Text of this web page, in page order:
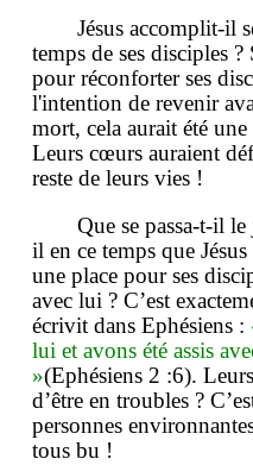
Jésus accomplit-il
temps de ses disciples
pour réconforter ses
l'intention de revenir
mort, cela aurait été
Leurs cœurs auraient
reste de leurs vies !
Que se passa-t-il
il en ce temps que
une place pour ses
avec lui ? C’est
écrivit dans Ephésiens :
lui et avons été assis
»(Ephésiens 2 :6).
d’être en troubles ?
personnes
tous bu !